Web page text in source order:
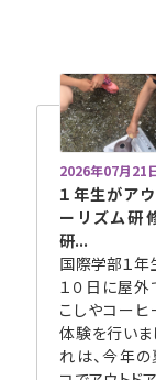
2026年07月21
１年生がア
ーリズム研
研...
国際学部１年
１０日に屋
こしやコー
体験を行いま
れは、今年